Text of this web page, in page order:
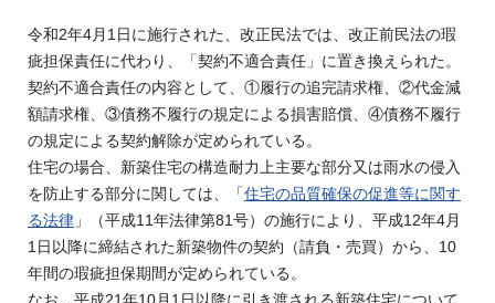
令和2年4月1日に施行された、改正民法では、改正前民法の瑕
疵担保責任に代わり、「契約不適合責任」に置き換えられた。
契約不適合責任の内容として、①履行の追完請求権、②代金減
額請求権、③債務不履行の規定による損害賠償、④債務不履行
の規定による契約解除が定められている。
住宅の場合、新築住宅の構造耐力上主要な部分又は雨水の侵入
を防止する部分に関しては、「住宅の品質確保の促進等に関す
る法律 」（平成11年法律第81号）の施行により、平成12年4月
1日以降に締結された新築物件の契約（請負・売買）から、10
年間の瑕疵担保期間が定められている。
なお、平成21年10月1日以降に引き渡される新築住宅について